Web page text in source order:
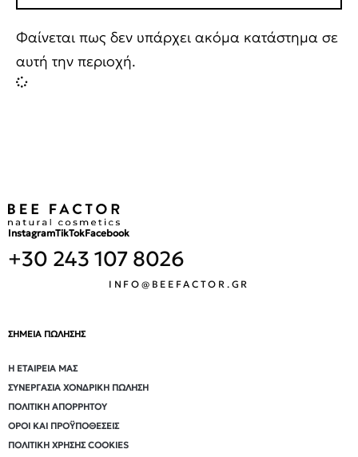
Φαίνεται πως δεν υπάρχει ακόμα κατάστημα σε
αυτή την περιοχή.
InstagramTikTokFacebook
+30 243 107 8026
INFO@BEEFACTOR.GR
ΣΗΜΕΙΑ ΠΩΛΗΣΗΣ
Η ΕΤΑΙΡΕΊΑ ΜΑΣ
ΣΥΝΕΡΓΑΣΊΑ ΧΟΝΔΡΙΚΉ ΠΏΛΗΣΗ
ΠΟΛΙΤΙΚΉ ΑΠΟΡΡΉΤΟΥ
ΌΡΟΙ ΚΑΙ ΠΡΟΫΠΟΘΈΣΕΙΣ
ΠΟΛΙΤΙΚΉ ΧΡΉΣΗΣ COOKIES